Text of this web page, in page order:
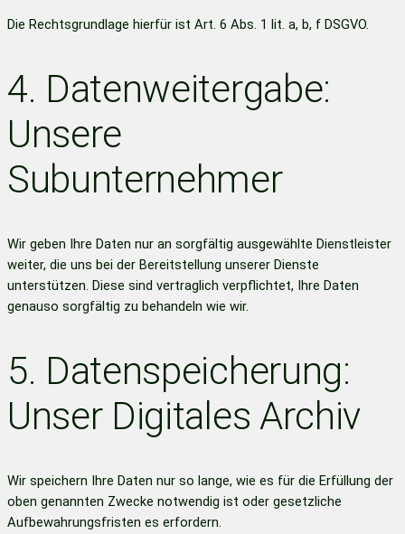
Die Rechtsgrundlage hierfür ist Art. 6 Abs. 1 lit. a, b, f DSGVO.
4. Datenweitergabe:
Unsere
Subunternehmer
Wir geben Ihre Daten nur an sorgfältig ausgewählte Dienstleister
weiter, die uns bei der Bereitstellung unserer Dienste
unterstützen. Diese sind vertraglich verpflichtet, Ihre Daten
genauso sorgfältig zu behandeln wie wir.
5. Datenspeicherung:
Unser Digitales Archiv
Wir speichern Ihre Daten nur so lange, wie es für die Erfüllung der
oben genannten Zwecke notwendig ist oder gesetzliche
Aufbewahrungsfristen es erfordern.